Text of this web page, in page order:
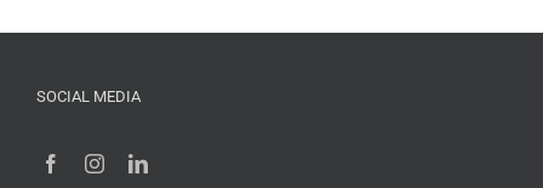
SOCIAL MEDIA